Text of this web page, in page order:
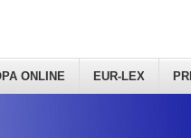
ONLINE EUR-LEX